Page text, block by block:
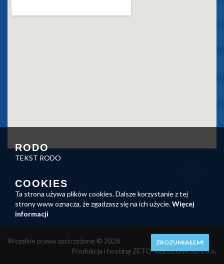
Wszelkie prawa zastrzeżone © 2026
Produkcja i hosting ZETO-RZESZÓW Sp. z o.o.
RODO
TEKST RODO
COOKIES
Ta strona używa plików cookies. Dalsze korzystanie z tej
strony www oznacza, że zgadzasz się na ich użycie.Więcej
informacji
ZROZUMIAŁEM!